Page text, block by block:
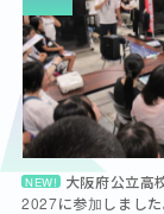
NEW!
大阪府公立高
2027に参加しました